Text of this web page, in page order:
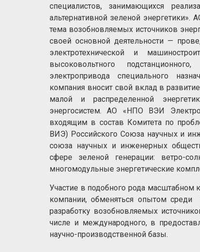
специалистов, занимающихся
альтернативной зеленой
тема возобновляемых источников
своей основной деятельности —
электротехнической и
высоковольтного
электропривода специального
компания вносит свой вклад в
малой и распределенной
энергосистем. АО «НПО ВЭИ
входящим в состав Комитета по
ВИЭ) Российского Союза научных и
союза научных и инженерных
сфере зеленой генерации: ветро-
многомодульные энергетические
Участие в подобного рода масштабном
компании, обменяться опытом среди
разработку возобновляемых
числе и международного, в
научно-производственной базы.